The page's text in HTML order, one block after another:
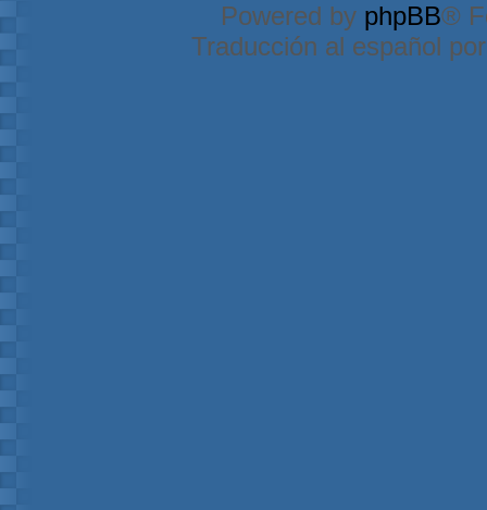
Powered by phpBB®
Traducción al español